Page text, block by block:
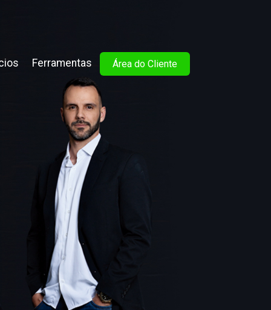
Ferramentas Área do Cliente